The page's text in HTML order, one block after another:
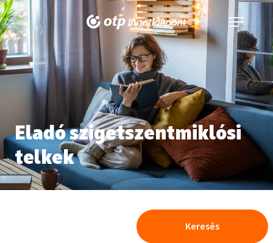
Navigáció
kinyitása
Eladó szigetszentmiklósi
telkek
Keresés